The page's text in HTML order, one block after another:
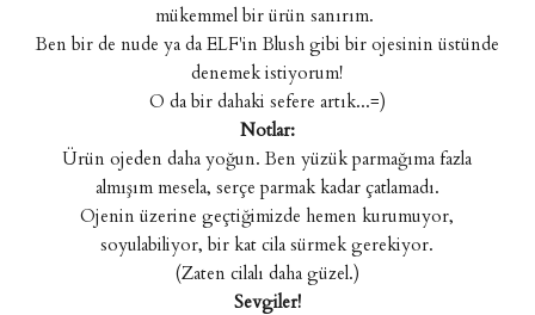
mükemmel bir ürün sanırım.
Ben bir de nude ya da ELF'in Blush gibi bir ojesinin üstünde
denemek istiyorum!
O da bir dahaki sefere artık...=)
Notlar:
Ürün ojeden daha yoğun. Ben yüzük parmağıma fazla
almışım mesela, serçe parmak kadar çatlamadı.
Ojenin üzerine geçtiğimizde hemen kurumuyor,
soyulabiliyor, bir kat cila sürmek gerekiyor.
(Zaten cilalı daha güzel.)
Sevgiler!